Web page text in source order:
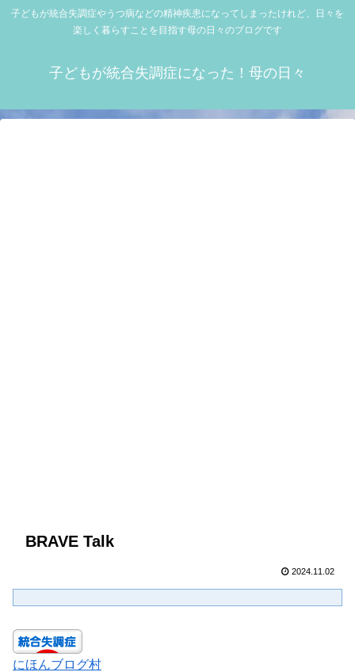
子どもが統合失調症やうつ病などの精神疾患になってしまったけれど、日々を
楽しく暮らすことを目指す母の日々のブログです
子どもが統合失調症になった！母の日々
BRAVE Talk
2024.11.02
にほんブログ村